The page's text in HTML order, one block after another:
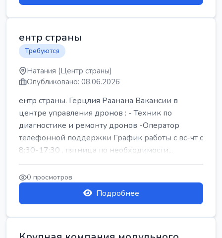
ентр страны
Требуются
Натания (Центр страны)
Опубликовано: 08.06.2026
ентр страны. Герцлия Раанана Вакансии в
центре управления дронов : - Техник по
диагностике и ремонту дронов -Оператор
телефонной поддержки График работы с вс-чт с
8:30-17:30 , пятница по необходимости...
0 просмотров
Подробнее